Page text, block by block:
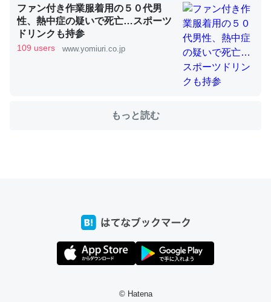
これを元に考えるとカルシウムを大量に使う脊椎動物と貝
類は苦労してるんだな…。腹足類だと殻を無くしてナメク
─ニュース :: 【研究発表】昆虫学の大問題＝「昆虫はなぜ海にいな
位置情報を共有してる。電池残量や充電中かが分かるので
これ見て生きてるなって分かる。
─たまにLINEするくらいだった遠方の父67歳と僕。ITツール導入で
コミュニケーションが劇的に変化した｜tayorini by LIFULL介護
ファン付き作業服着用の５０代男
性、熱中症の疑いで死亡…スポーツ
ドリンクも持参
109 users www.yomiuri.co.jp
もっと読む
© Hatena